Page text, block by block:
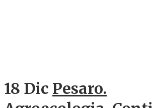
18 Dic Pesaro.